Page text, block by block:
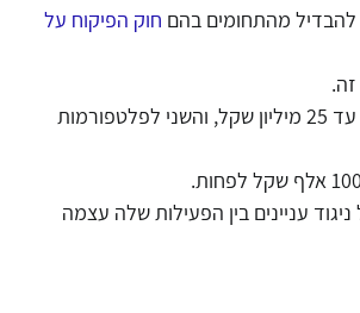
להבדיל מהתחומים בהם חוק הפיקוח על
2 סוגי רישיונות יינתנו לפלטפורמות: הראשון יינתן על פעילות בהיקף של עד 25 מיליון שקל, והשני לפלטפורמות
עניינים בין הפעילות שלה עצמה